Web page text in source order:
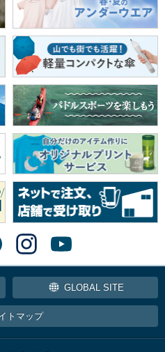
GLOBAL SITE
トマップ